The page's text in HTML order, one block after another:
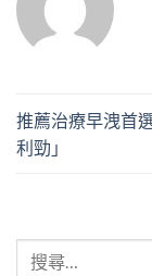
推薦治療早洩首
利勁」